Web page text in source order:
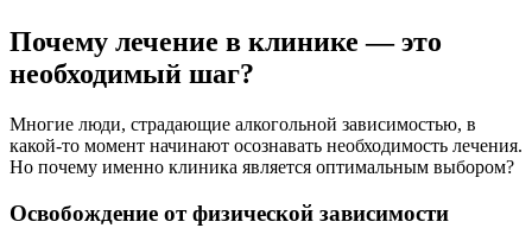
Почему лечение в клинике — это
необходимый шаг?
Многие люди, страдающие алкогольной зависимостью, в
какой-то момент начинают осознавать необходимость лечения.
Но почему именно клиника является оптимальным выбором?
Освобождение от физической зависимости